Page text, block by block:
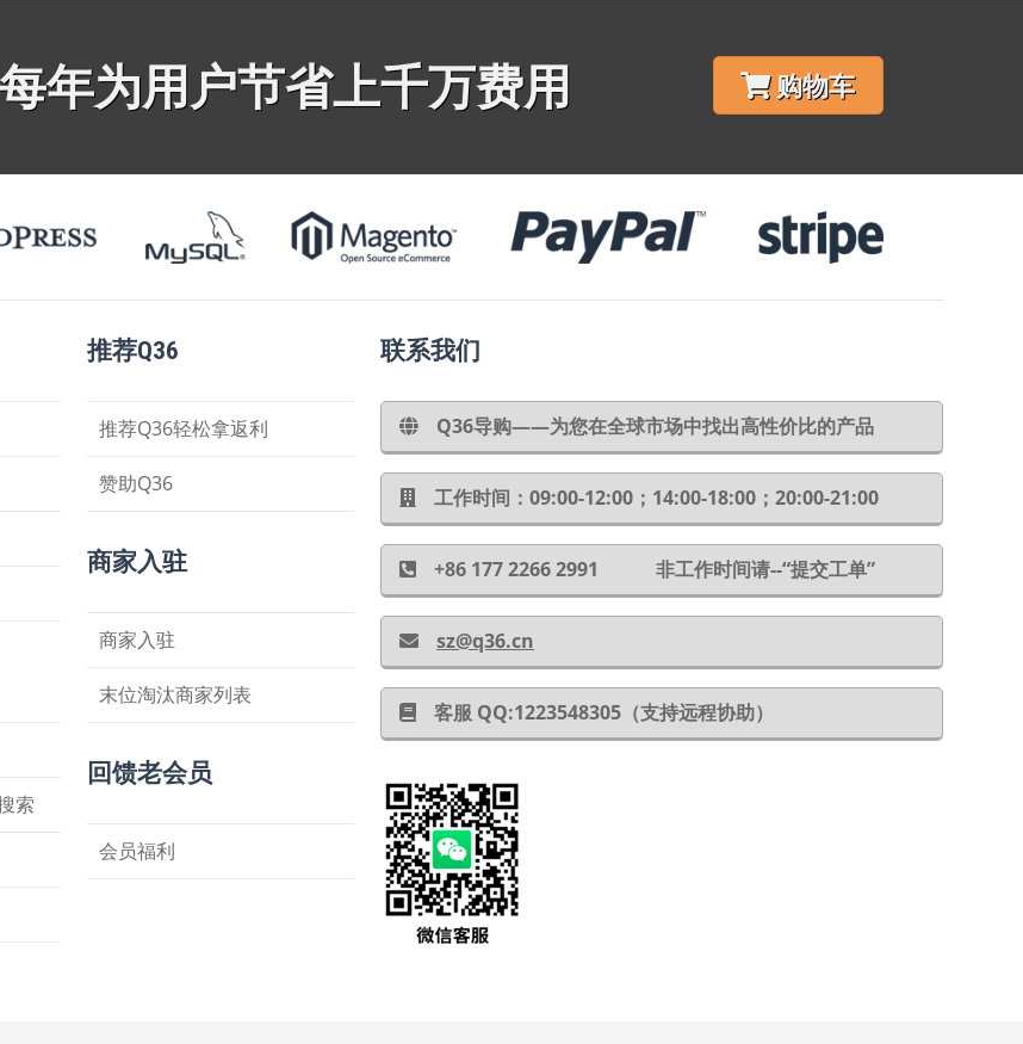
年为用户节省上千万费用 购物车
索
推荐Q36
推荐Q36轻松拿返利
赞助Q36
商家入驻
商家入驻
末位淘汰商家列表
回馈老会员
会员福利
联系我们
Q36导购——为您在全球市场中找出高性价比的产品
工作时间：09:00-12:00；14:00-18:00；20:00-21:00
+86 177 2266 2991 非工作时间请--“提交工单”
sz@q36.cn
客服 QQ:1223548305（支持远程协助）